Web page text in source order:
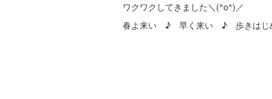
ワクワクしてきました＼(^o^)／
春よ来い ♪ 早く来い ♪ 歩きはじ